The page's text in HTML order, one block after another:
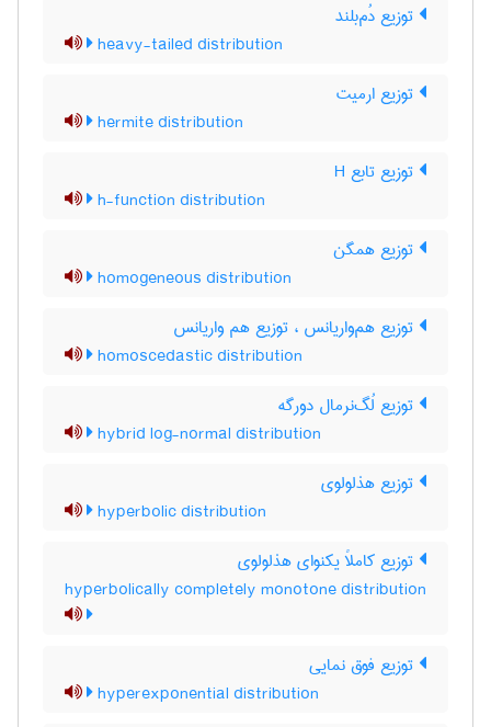
توزیع دُم‌بلند
heavy-tailed distribution
توزیع ارمیت
hermite distribution
توزیع تابع H
h-function distribution
توزیع همگن
homogeneous distribution
توزیع هم‌واریانس ، توزیع هم واریانس
homoscedastic distribution
توزیع لُگ‌نرمال دورگه
hybrid log-normal distribution
توزیع هذلولوی
hyperbolic distribution
توزیع کاملاً یکنوای هذلولوی
hyperbolically completely monotone distribution
توزیع فوق نمایی
hyperexponential distribution